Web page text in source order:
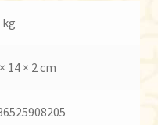
kg
14 × 2 cm